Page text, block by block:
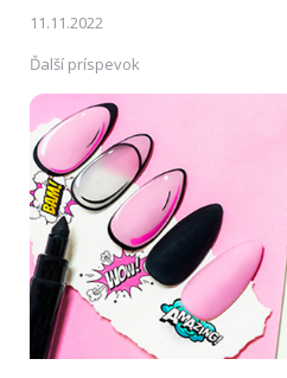
11.11.2022
Ďalší príspevok